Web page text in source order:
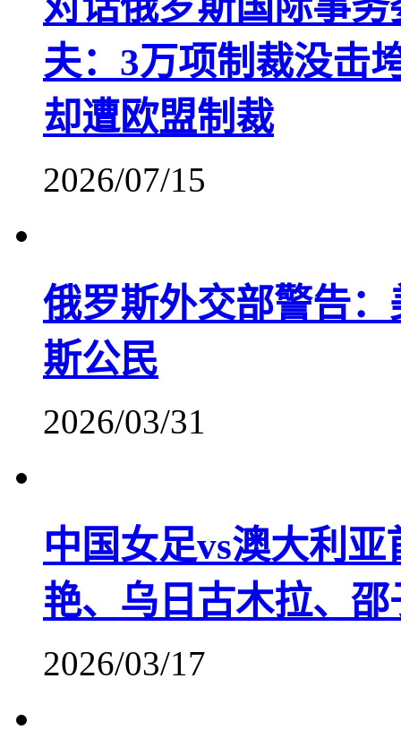
夫：3万项制裁没击
却遭欧盟制裁
2026/07/15
俄罗斯外交部警告
斯公民
2026/03/31
中国女足vs澳大利
艳、乌日古木拉、
2026/03/17